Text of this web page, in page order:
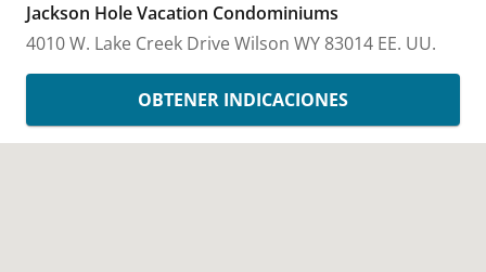
Jackson Hole Vacation Condominiums
4010 W. Lake Creek Drive Wilson WY 83014 EE. UU.
OBTENER INDICACIONES